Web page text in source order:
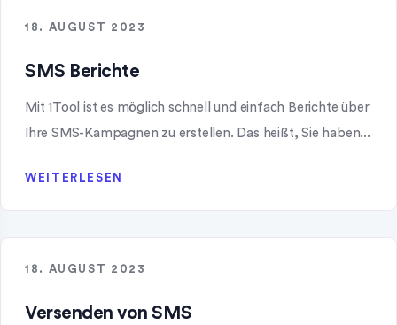
18. AUGUST 2023
SMS Berichte
Mit 1Tool ist es möglich schnell und einfach Berichte über
Ihre SMS-Kampagnen zu erstellen. Das heißt, Sie haben...
WEITERLESEN
18. AUGUST 2023
Versenden von SMS